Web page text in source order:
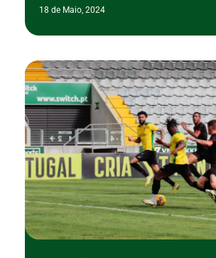
18 de Maio, 2024